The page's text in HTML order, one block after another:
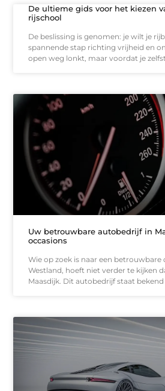
De ultieme gids voor het kiezen
rijschool
De beslissing is genomen: je wilt je
spannende stap richting vrijheid en
open weg lonkt, maar voordat je
Uw betrouwbare autobedrijf in
occasions
Wie op zoek is naar een betrouwbare
Westland, hoeft niet verder te kijken
Maasdijk. Dit autobedrijf staat bekend